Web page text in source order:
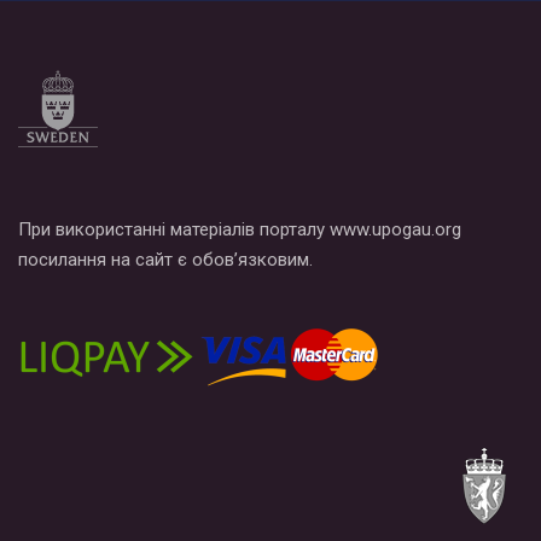
При використанні матеріалів порталу www.upogau.org
посилання на сайт є обов’язковим.